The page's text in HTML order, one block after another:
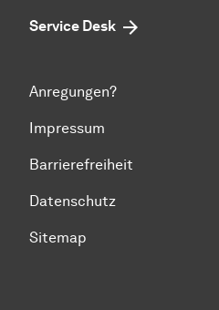
Service Desk
Anregungen?
Impressum
Barrierefreiheit
Datenschutz
Sitemap